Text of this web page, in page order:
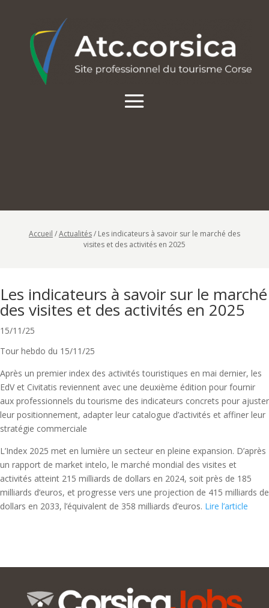
Accueil /Actualités/ Les indicateurs à savoir sur le marché des
visites et des activités en 2025
Les indicateurs à savoir sur le marché
des visites et des activités en 2025
15/11/25
Tour hebdo du 15/11/25
Après un premier index des activités touristiques en mai dernier, les
EdV et Civitatis reviennent avec une deuxième édition pour fournir
aux professionnels du tourisme des indicateurs concrets pour ajuster
leur positionnement, adapter leur catalogue d’activités et affiner leur
stratégie commerciale
L’Index 2025 met en lumière un secteur en pleine expansion. D’après
un rapport de market intelo, le marché mondial des visites et
activités atteint 215 milliards de dollars en 2024, soit près de 185
milliards d‘euros, et progresse vers une projection de 415 milliards de
dollars en 2033, l’équivalent de 358 milliards d’euros. Lire l’article